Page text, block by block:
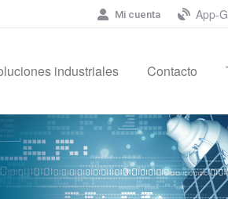
Mi cuenta App-
industriales Contacto